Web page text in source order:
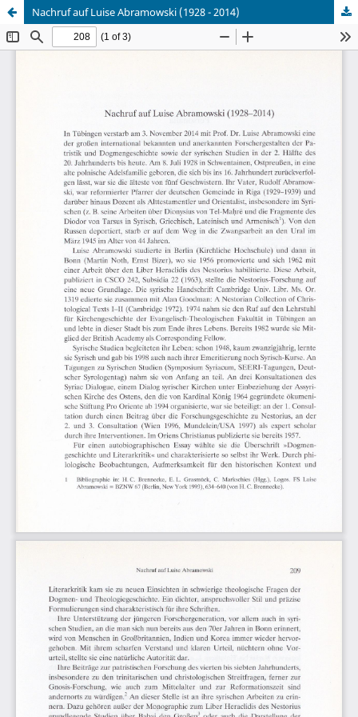
Nachruf auf Luise Abramowski (1928 - 2014)